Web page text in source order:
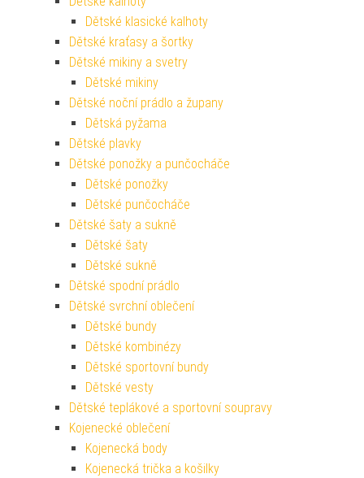
Dětské klasické kalhoty
Dětské kraťasy a šortky
Dětské mikiny a svetry
Dětské mikiny
Dětské noční prádlo a župany
Dětská pyžama
Dětské plavky
Dětské ponožky a punčocháče
Dětské ponožky
Dětské punčocháče
Dětské šaty a sukně
Dětské šaty
Dětské sukně
Dětské spodní prádlo
Dětské svrchní oblečení
Dětské bundy
Dětské kombinézy
Dětské sportovní bundy
Dětské vesty
Dětské teplákové a sportovní soupravy
Kojenecké oblečení
Kojenecká body
Kojenecká trička a košilky